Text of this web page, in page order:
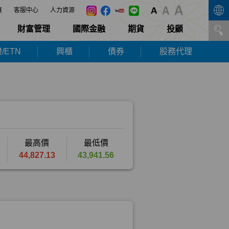
客服中心 人力資源
財富管理 國際金融 期貨 投顧
ETN 興櫃 債券 股務代理